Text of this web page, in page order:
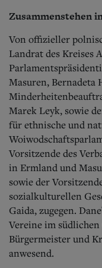
Zusammenstehen
Von offizieller
Landrat des Kreises
Masuren, Bernadeta
Marek Leyk, sowie
für ethnische und
Vorsitzende des
in Ermland und
sowie der
sozialkulturellen
Gaida, zugegen.
Vereine im
Bürgermeister und
anwesend.